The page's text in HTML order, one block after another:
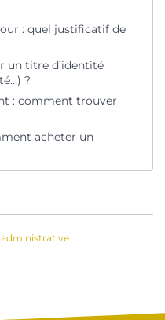
: quel justificatif de
un titre d’identité
?
: comment trouver
acheter un
administrative